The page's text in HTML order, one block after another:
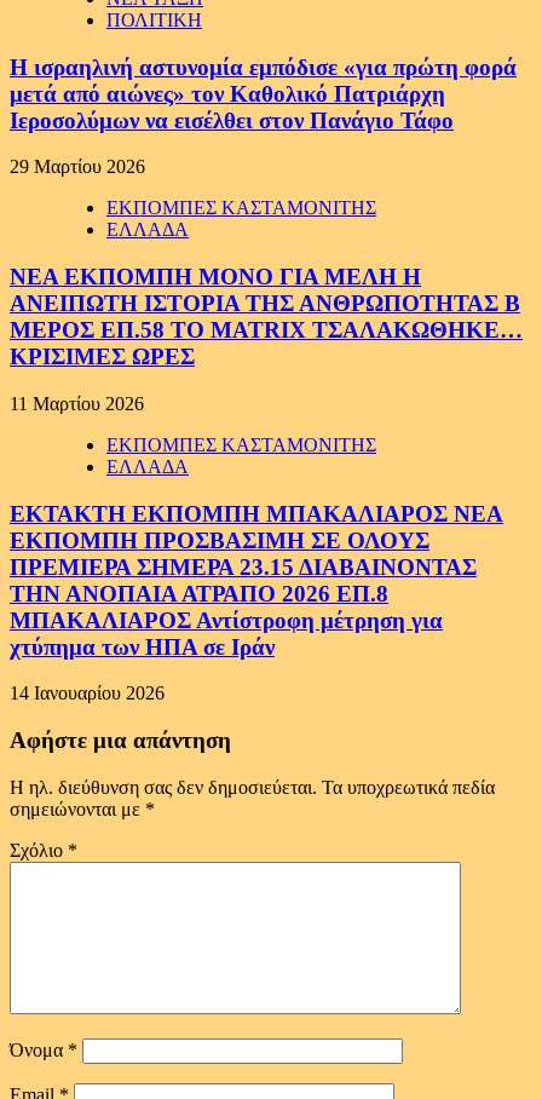
ΠΟΛΙΤΙΚΗ
Η ισραηλινή αστυνομία εμπόδισε «για πρώτη φορά
μετά από αιώνες» τον Καθολικό Πατριάρχη
Ιεροσολύμων να εισέλθει στον Πανάγιο Τάφο
29 Μαρτίου 2026
ΕΚΠΟΜΠΕΣ ΚΑΣΤΑΜΟΝΙΤΗΣ
ΕΛΛΑΔΑ
ΝΕΑ ΕΚΠΟΜΠΗ ΜΟΝΟ ΓΙΑ ΜΕΛΗ Η
ΑΝΕΙΠΩΤΗ ΙΣΤΟΡΙΑ ΤΗΣ ΑΝΘΡΩΠΟΤΗΤΑΣ Β
ΜΕΡΟΣ ΕΠ.58 ΤΟ MATRIX ΤΣΑΛΑΚΩΘΗΚΕ…
ΚΡΙΣΙΜΕΣ ΩΡΕΣ
11 Μαρτίου 2026
ΕΚΠΟΜΠΕΣ ΚΑΣΤΑΜΟΝΙΤΗΣ
ΕΛΛΑΔΑ
ΕΚΤΑΚΤΗ ΕΚΠΟΜΠΗ ΜΠΑΚΑΛΙΑΡΟΣ ΝΕΑ
ΕΚΠΟΜΠΗ ΠΡΟΣΒΑΣΙΜΗ ΣΕ ΟΛΟΥΣ
ΠΡΕΜΙΕΡΑ ΣΗΜΕΡΑ 23.15 ΔΙΑΒΑΙΝΟΝΤΑΣ
ΤΗΝ ΑΝΟΠΑΙΑ ΑΤΡΑΠΟ 2026 ΕΠ.8
ΜΠΑΚΑΛΙΑΡΟΣ Αντίστροφη μέτρηση για
χτύπημα των ΗΠΑ σε Ιράν
14 Ιανουαρίου 2026
Αφήστε μια απάντηση
Η ηλ. διεύθυνση σας δεν δημοσιεύεται. Τα υποχρεωτικά πεδία
σημειώνονται με *
Σχόλιο *
Όνομα *
Email *